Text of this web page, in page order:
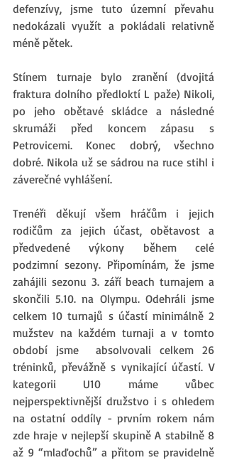
defenzívy, jsme tuto územní převahu
nedokázali využít a pokládali relativně
méně pětek.
Stínem turnaje bylo zranění (dvojitá
fraktura dolního předloktí L paže) Nikoli,
po jeho obětavé skládce a následné
skrumáži před koncem zápasu s
Petrovicemi. Konec dobrý, všechno
dobré. Nikola už se sádrou na ruce stihl i
záverečné vyhlášení.
Trenéři děkují všem hráčům i jejich
rodičům za jejich účast, obětavost a
předvedené výkony během celé
podzimní sezony. Připomínám, že jsme
zahájili sezonu 3. září beach turnajem a
skončili 5.10. na Olympu. Odehráli jsme
celkem 10 turnajů s účastí minimálně 2
mužstev na každém turnaji a v tomto
období jsme  absolvovali celkem 26
tréninků, převážně s vynikající účastí. V
kategorii U10 máme vůbec
nejperspektivnější družstvo i s ohledem
na ostatní oddíly - prvním rokem nám
zde hraje v nejlepší skupině A stabilně 8
až 9 “mlaďochů” a přitom se pravidelně